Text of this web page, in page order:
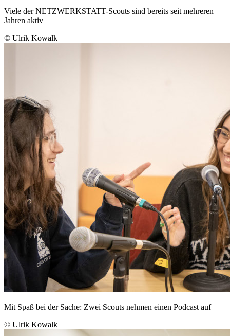
Viele der NETZWERKSTATT-Scouts sind bereits seit mehreren
Jahren aktiv
© Ulrik Kowalk
Mit Spaß bei der Sache: Zwei Scouts nehmen einen Podcast auf
© Ulrik Kowalk